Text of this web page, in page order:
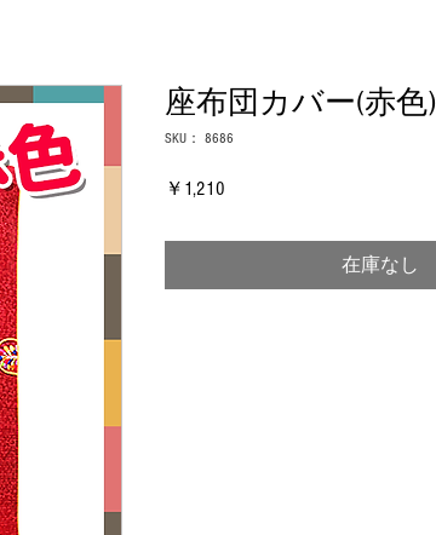
座布団カバー(赤色)
SKU： 8686
￥1,210
在庫なし